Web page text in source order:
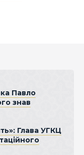
Павло
знав
Глава УГКЦ